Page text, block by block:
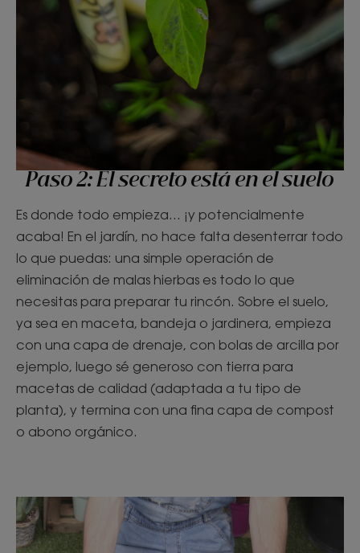
Paso 2: El secreto está en el suelo
Es donde todo empieza... ¡y potencialmente
acaba! En el jardín, no hace falta desenterrar todo
lo que puedas: una simple operación de
eliminación de malas hierbas es todo lo que
necesitas para preparar tu rincón. Sobre el suelo,
ya sea en maceta, bandeja o jardinera, empieza
con una capa de drenaje, con bolas de arcilla por
ejemplo, luego sé generoso con tierra para
macetas de calidad (adaptada a tu tipo de
planta), y termina con una fina capa de compost
o abono orgánico.